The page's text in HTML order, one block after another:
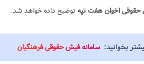
اخوان هفت تپه توضیح داده خواهد شد.
بخوانید: سامانه فیش حقوقی فرهنگیان